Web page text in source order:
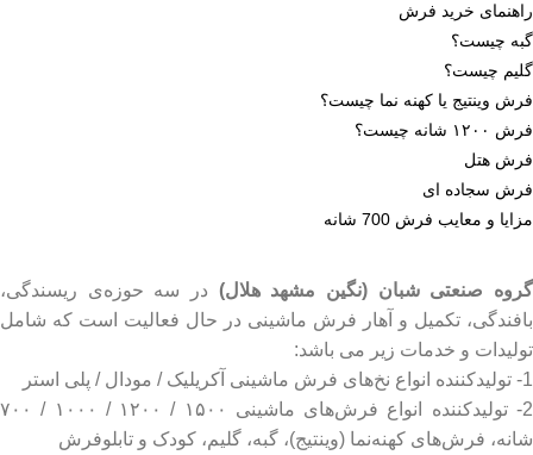
راهنمای خرید فرش
گبه چیست؟
گلیم چیست؟
فرش وینتیج یا کهنه نما چیست؟
فرش ۱۲۰۰ شانه چیست؟
فرش هتل
فرش سجاده ای
مزایا و معایب فرش 700 شانه
گروه صنعتی شبان (نگین مشهد هلال) در سه حوزه‌ی ریسندگی،
بافندگی، تکمیل و آهار فرش ماشینی در حال فعالیت است که شامل
تولیدات و خدمات زیر می باشد:
1- تولیدکننده انواع نخ‌های فرش ماشینی آکریلیک / مودال / پلی استر
2- تولیدکننده انواع فرش‌های ماشینی ۱۵۰۰ / ۱۲۰۰ / ۱۰۰۰ / ۷۰۰
شانه، فرش‌های کهنه‌نما (وینتیج)، گبه، گلیم، کودک و تابلوفرش